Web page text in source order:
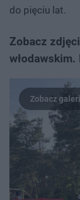
do pięciu lat.
Zobacz